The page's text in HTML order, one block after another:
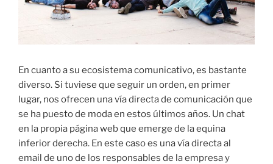
En cuanto a su ecosistema comunicativo, es bastante
diverso. Si tuviese que seguir un orden, en primer
lugar, nos ofrecen una vía directa de comunicación que
se ha puesto de moda en estos últimos años. Un chat
en la propia página web que emerge de la equina
inferior derecha. En este caso es una vía directa al
email de uno de los responsables de la empresa y